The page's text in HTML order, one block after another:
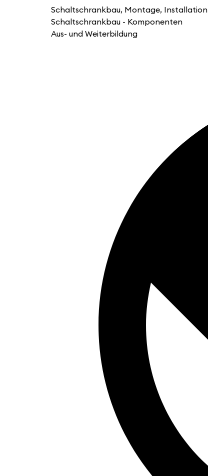
Schaltschrankbau, Montage, Installation
Schaltschrankbau - Komponenten
Aus- und Weiterbildung